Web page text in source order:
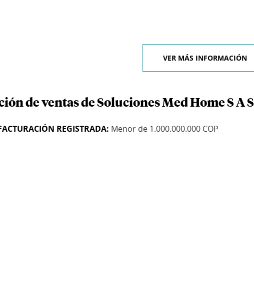
VER MÁS INFORMACIÓN
de ventas de Soluciones Med Home S A S
REGISTRADA: Menor de 1.000.000.000 COP